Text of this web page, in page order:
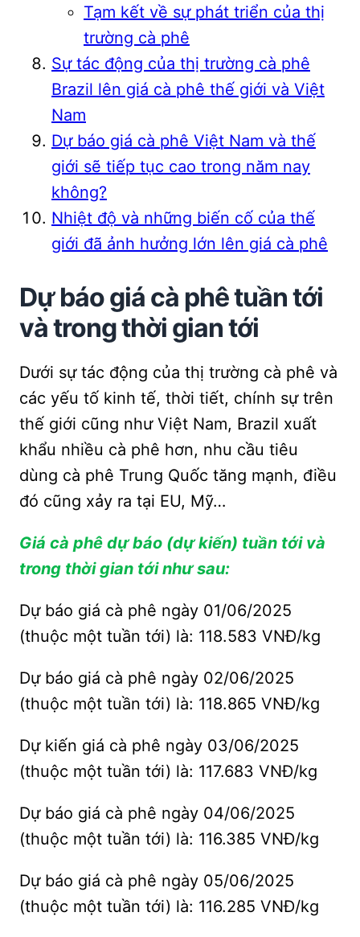
Tạm kết về sự phát triển của thị
trường cà phê
Sự tác động của thị trường cà phê
Brazil lên giá cà phê thế giới và Việt
Nam
Dự báo giá cà phê Việt Nam và thế
giới sẽ tiếp tục cao trong năm nay
không?
Nhiệt độ và những biến cố của thế
giới đã ảnh hưởng lớn lên giá cà phê
Dự báo giá cà phê tuần tới
và trong thời gian tới
Dưới sự tác động của thị trường cà phê và
các yếu tố kinh tế, thời tiết, chính sự trên
thế giới cũng như Việt Nam, Brazil xuất
khẩu nhiều cà phê hơn, nhu cầu tiêu
dùng cà phê Trung Quốc tăng mạnh, điều
đó cũng xảy ra tại EU, Mỹ…
Giá cà phê dự báo (dự kiến) tuần tới và
trong thời gian tới như sau:
Dự báo giá cà phê ngày 01/06/2025
(thuộc một tuần tới) là: 118.583 VNĐ/kg
Dự báo giá cà phê ngày 02/06/2025
(thuộc một tuần tới) là: 118.865 VNĐ/kg
Dự kiến giá cà phê ngày 03/06/2025
(thuộc một tuần tới) là: 117.683 VNĐ/kg
Dự báo giá cà phê ngày 04/06/2025
(thuộc một tuần tới) là: 116.385 VNĐ/kg
Dự báo giá cà phê ngày 05/06/2025
(thuộc một tuần tới) là: 116.285 VNĐ/kg